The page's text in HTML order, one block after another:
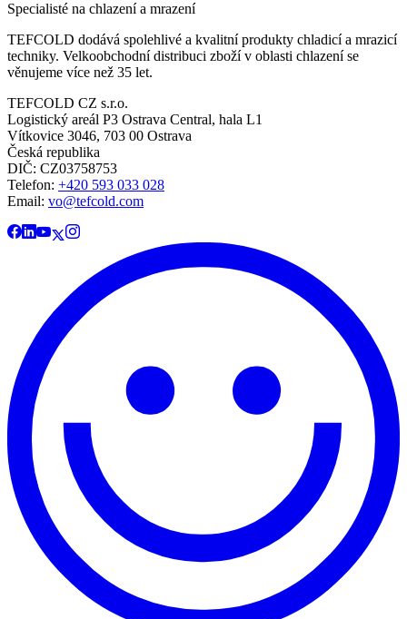
Specialisté na chlazení a mrazení
TEFCOLD dodává spolehlivé a kvalitní produkty chladicí a mrazicí
techniky. Velkoobchodní distribuci zboží v oblasti chlazení se
věnujeme více než 35 let.
TEFCOLD CZ s.r.o.
Logistický areál P3 Ostrava Central, hala L1
Vítkovice 3046, 703 00 Ostrava
Česká republika
DIČ: CZ03758753​​​​​​
Telefon: +420 593 033 028
Email: vo@tefcold.com